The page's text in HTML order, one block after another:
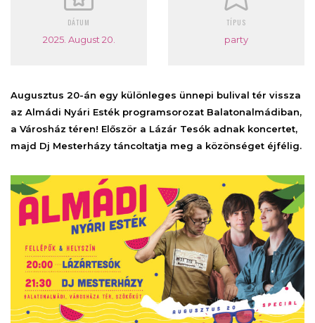
DÁTUM
2025. August 20.
TÍPUS
party
Augusztus 20-án egy különleges ünnepi bulival tér vissza
az Almádi Nyári Esték programsorozat Balatonalmádiban,
a Városház téren! Először a Lázár Tesók adnak koncertet,
majd Dj Mesterházy táncoltatja meg a közönséget éjfélig.